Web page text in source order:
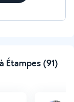
Étampes (91)